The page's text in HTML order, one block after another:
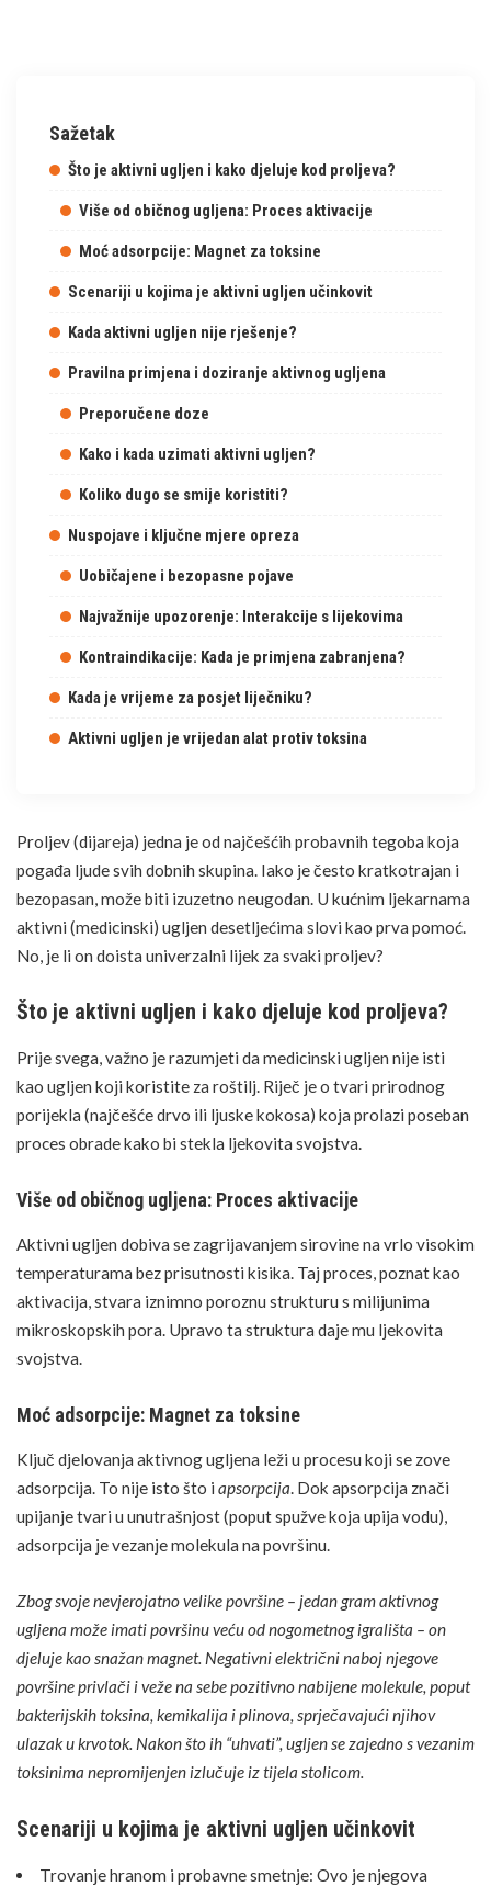
Sažetak
Što je aktivni ugljen i kako djeluje kod proljeva?
Više od običnog ugljena: Proces aktivacije
Moć adsorpcije: Magnet za toksine
Scenariji u kojima je aktivni ugljen učinkovit
Kada aktivni ugljen nije rješenje?
Pravilna primjena i doziranje aktivnog ugljena
Preporučene doze
Kako i kada uzimati aktivni ugljen?
Koliko dugo se smije koristiti?
Nuspojave i ključne mjere opreza
Uobičajene i bezopasne pojave
Najvažnije upozorenje: Interakcije s lijekovima
Kontraindikacije: Kada je primjena zabranjena?
Kada je vrijeme za posjet liječniku?
Aktivni ugljen je vrijedan alat protiv toksina
Proljev(dijareja) jedna je od najčešćih probavnih tegoba koja
pogađa ljude svih dobnih skupina. Iako je često kratkotrajan i
bezopasan, može biti izuzetno neugodan. U kućnim ljekarnama
aktivni (medicinski) ugljen desetljećima slovi kao prva pomoć.
No, je li on doista univerzalni lijek za svaki proljev?
Što je aktivni ugljen i kako djeluje kod proljeva?
Prije svega, važno je razumjeti da medicinski ugljen nije isti
kao ugljen koji koristite za roštilj. Riječ je o tvari prirodnog
porijekla (najčešće drvo ili ljuske kokosa) koja prolazi poseban
proces obrade kako bi stekla ljekovita svojstva.
Više od običnog ugljena: Proces aktivacije
Aktivni ugljen dobiva se zagrijavanjem sirovine na vrlo visokim
temperaturama bez prisutnosti kisika. Taj proces, poznat kao
aktivacija, stvara iznimno poroznu strukturu s milijunima
mikroskopskih pora. Upravo ta struktura daje mu ljekovita
svojstva.
Moć adsorpcije: Magnet za toksine
Ključ djelovanja aktivnog ugljena leži u procesu koji se zove
adsorpcija. To nije isto što i apsorpcija. Dok apsorpcija znači
upijanje tvari u unutrašnjost (poput spužve koja upija vodu),
adsorpcija je vezanje molekula na površinu.
Zbog svoje nevjerojatno velike površine – jedan gram aktivnog
ugljena može imati površinu veću od nogometnog igrališta – on
djeluje kao snažan magnet. Negativni električni naboj njegove
površine privlači i veže na sebe pozitivno nabijene molekule, poput
bakterijskih toksina, kemikalija i plinova, sprječavajući njihov
ulazak u krvotok. Nakon što ih “uhvati”, ugljen se zajedno s vezanim
toksinima nepromijenjen izlučuje iz tijela stolicom.
Scenariji u kojima je aktivni ugljen učinkovit
Trovanje hranom i probavne smetnje: Ovo je njegova